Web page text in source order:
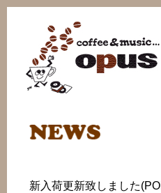
新入荷更新致しました